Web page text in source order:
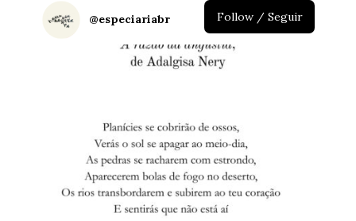
@especiariabr Follow / Seguir